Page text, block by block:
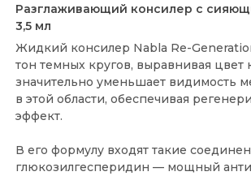
Разглаживающий консилер с
3,5 мл
Жидкий консилер Nabla Re-
тон темных кругов, выравнивая цвет
значительно уменьшает видимость
в этой области, обеспечивая
эффект.
В его формулу входят такие
глюкозилгесперидин — мощный